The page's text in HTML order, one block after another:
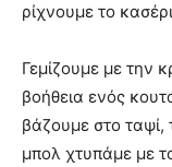
ρίχνουμε το
Γεμίζουμε με την
βοήθεια ενός
βάζουμε στο
μπολ χτυπάμε με